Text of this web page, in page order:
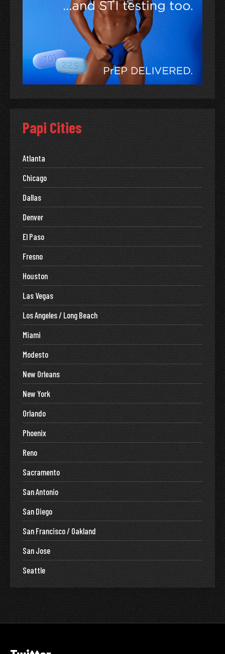
Papi Cities
Atlanta
Chicago
Dallas
Denver
El Paso
Fresno
Houston
Las Vegas
Los Angeles / Long Beach
Miami
Modesto
New Orleans
New York
Orlando
Phoenix
Reno
Sacramento
San Antonio
San Diego
San Francisco / Oakland
San Jose
Seattle